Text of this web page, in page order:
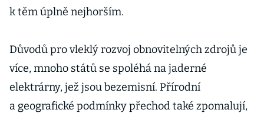
k těm úplně nejhorším.
Důvodů pro vleklý rozvoj obnovitelných zdrojů je
více, mnoho států se spoléhá na jaderné
elektrárny, jež jsou bezemisní. Přírodní
a geografické podmínky přechod také zpomalují,